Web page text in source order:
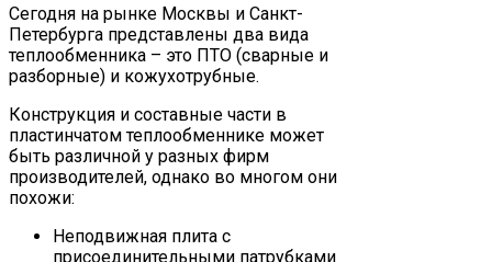
Сегодня на рынке Москвы и Санкт-
Петербурга представлены два вида
теплообменника – это ПТО (сварные и
разборные) и кожухотрубные.
Конструкция и составные части в
пластинчатом теплообменнике может
быть различной у разных фирм
производителей, однако во многом они
похожи:
Неподвижная плита с
присоединительными патрубками